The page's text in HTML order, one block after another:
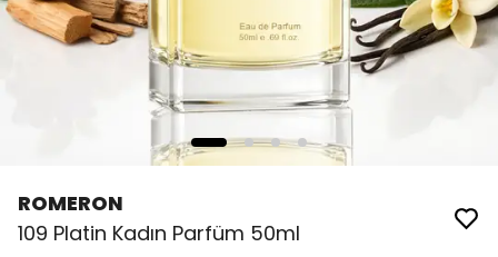
ROMERON
109 Platin Kadın Parfüm 50ml